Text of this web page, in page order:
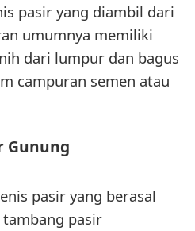
pasir yang diambil dari
umumnya memiliki
dari lumpur dan bagus
campuran semen atau
Gunung
pasir yang berasal
pasir